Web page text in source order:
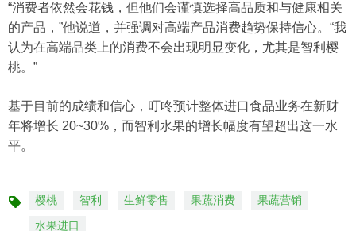
“消费者依然会花钱，但他们会谨慎选择高品质和与健康相关
的产品，”他说道，并强调对高端产品消费趋势保持信心。“我
认为在高端品类上的消费不会出现明显变化，尤其是智利樱
桃。”
基于目前的成绩和信心，叮咚预计整体进口食品业务在新财
年将增长 20~30%，而智利水果的增长幅度有望超出这一水
平。
标 樱桃 智利 生鲜零售 果蔬消费
果蔬营销
水果进口